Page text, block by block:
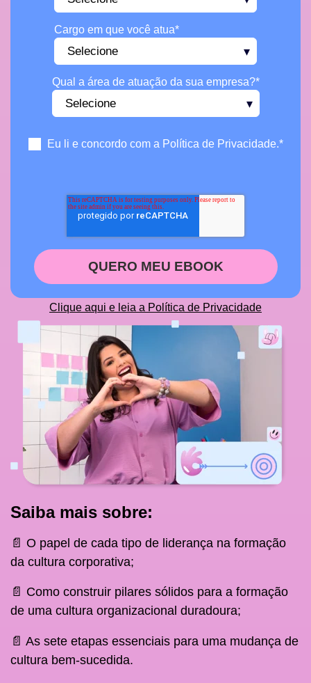
Cargo em que você atua*
Qual a área de atuação da sua empresa?*
Eu li e concordo com a Política de Privacidade.*
Clique aqui e leia a Política de Privacidade
Saiba mais sobre:
📄 O papel de cada tipo de liderança na formação
da cultura corporativa;
📄 Como construir pilares sólidos para a formação
de uma cultura organizacional duradoura;
📄 As sete etapas essenciais para uma mudança de
cultura bem-sucedida.